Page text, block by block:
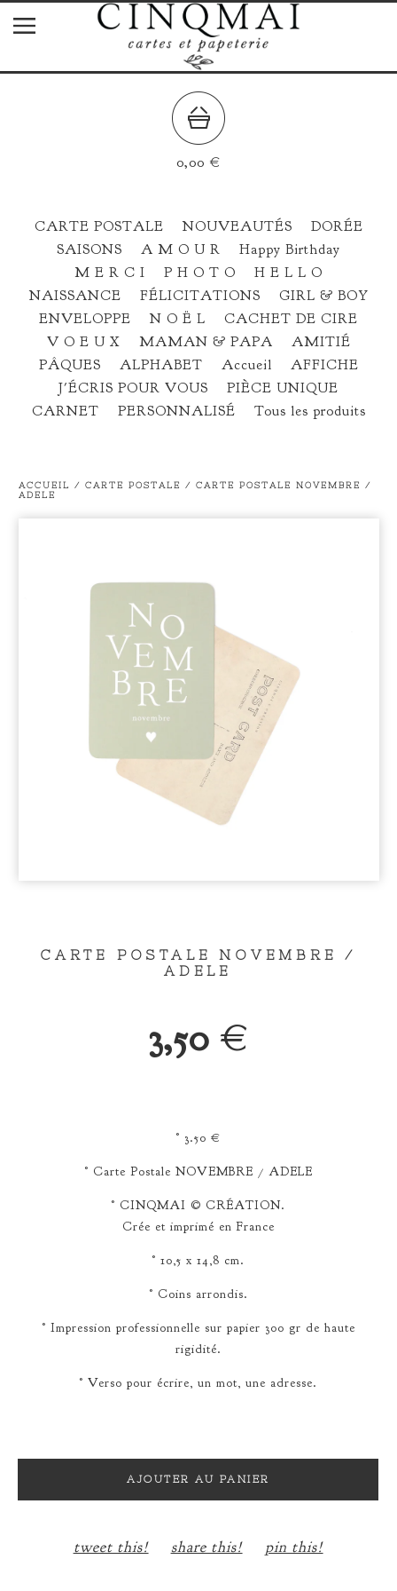
0,00 €
CARTE POSTALE NOUVEAUTÉS
DORÉE
SAISONS
A M O U R
Happy Birthday
M E R C I
P H O T O
H E L L O
NAISSANCE
FÉLICITATIONS
GIRL & BOY
ENVELOPPE
N O Ë L
CACHET DE CIRE
V O E U X
MAMAN & PAPA
AMITIÉ
PÂQUES
ALPHABET Accueil
AFFICHE
J'ÉCRIS POUR VOUS
PIÈCE UNIQUE
CARNET
PERSONNALISÉ Tous les produits
ACCUEIL / CARTE POSTALE / CARTE POSTALE NOVEMBRE /
ADELE
CARTE POSTALE NOVEMBRE /
ADELE
3,50 €
° 3.50 €
° Carte Postale NOVEMBRE / ADELE
° CINQMAI © CRÉATION.
Crée et imprimé en France
° 10,5 x 14,8 cm.
° Coins arrondis.
° Impression professionnelle sur papier 300 gr de haute
rigidité.
° Verso pour écrire, un mot, une adresse.
AJOUTER AU PANIER
tweet this! share this! pin this!